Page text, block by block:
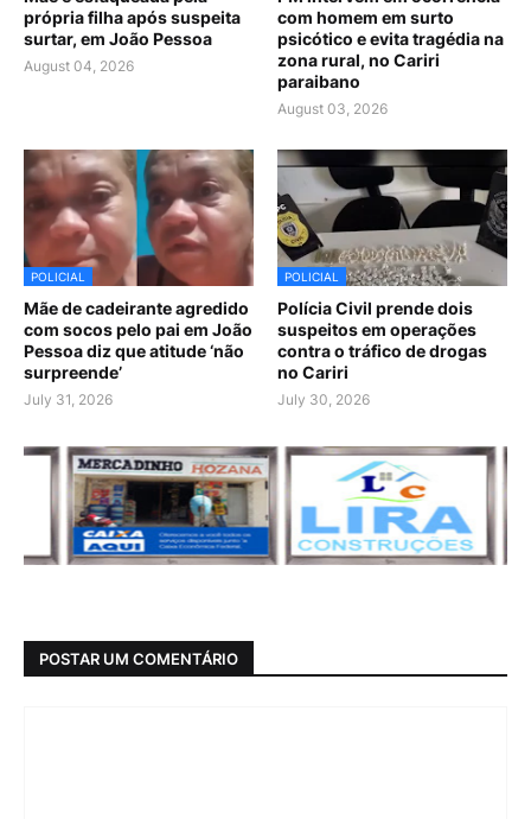
própria filha após suspeita
surtar, em João Pessoa
August 04, 2026
com homem em surto
psicótico e evita tragédia na
zona rural, no Cariri
paraibano
August 03, 2026
POLICIAL
Mãe de cadeirante agredido
com socos pelo pai em João
Pessoa diz que atitude ‘não
surpreende’
July 31, 2026
POLICIAL
Polícia Civil prende dois
suspeitos em operações
contra o tráfico de drogas
no Cariri
July 30, 2026
POSTAR UM COMENTÁRIO